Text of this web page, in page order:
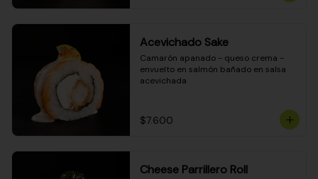
Acevichado Sake
Camarón apanado - queso crema -
envuelto en salmón bañado en salsa
acevichada
$7.600
Cheese Parrillero Roll